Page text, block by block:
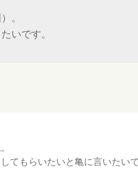
。
いです。
てもらいたいと亀に言いたいで